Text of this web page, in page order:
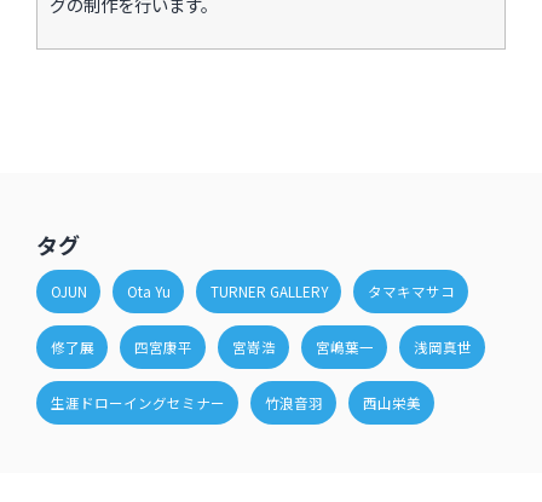
タグ
OJUN Ota Yu TURNER GALLERY タマキマサコ
修了展 四宮康平 宮嵜浩 宮嶋葉一 浅岡真世
生涯ドローイングセミナー 竹浪音羽 西山栄美